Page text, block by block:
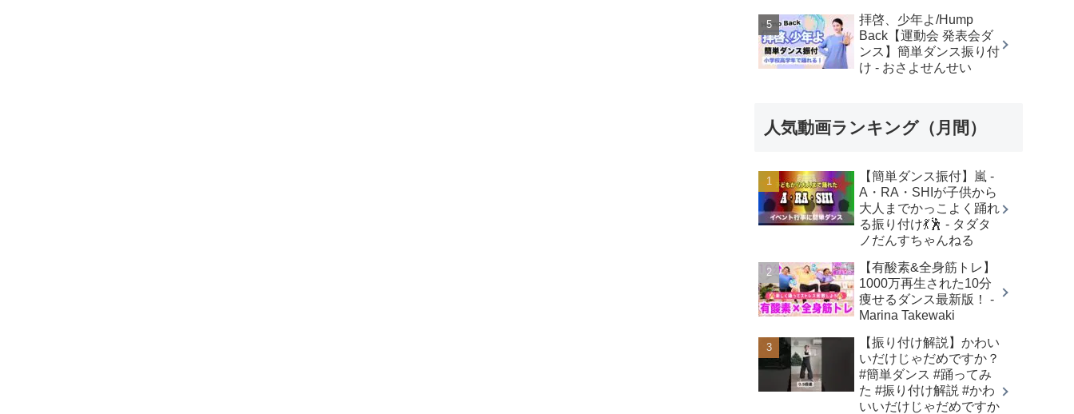
拝啓、少年よ/Hump
Back【運動会 発表会ダ
ンス】簡単ダンス振り付
け - おさよせんせい
人気動画ランキング（月間）
【簡単ダンス振付】嵐 -
A・RA・SHIが子供から
大人までかっこよく踊れ
る振り付け💃🕺 - タダタ
ノだんすちゃんねる
【有酸素&全身筋トレ】
1000万再生された10分
痩せるダンス最新版！ -
Marina Takewaki
【振り付け解説】かわい
いだけじゃだめですか？
#簡単ダンス #踊ってみ
た #振り付け解説 #かわ
いいだけじゃだめですか